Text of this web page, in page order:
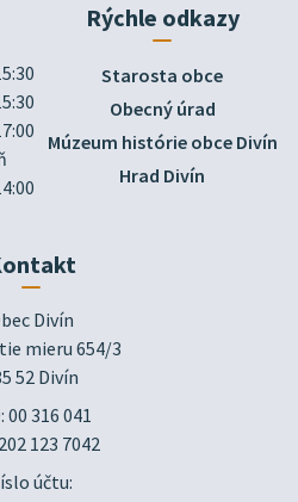
Rýchle odkazy
Starosta obce
Obecný úrad
Múzeum histórie obce Divín
Hrad Divín
Divín
mieru 654/3
52 Divín
00 316 041
123 7042
účtu: